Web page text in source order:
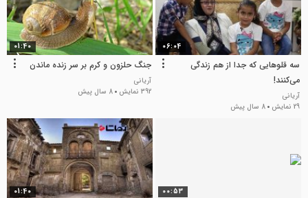
06:04
سه قلوهایی که جدا از هم زندگی
می‌کنند!
آریانی
29 نمایش
8 سال پیش
01:40
جنگ حلزون و کرم بر سر زنده ماندن
آریانی
392 نمایش
8 سال پیش
00:53
01:40